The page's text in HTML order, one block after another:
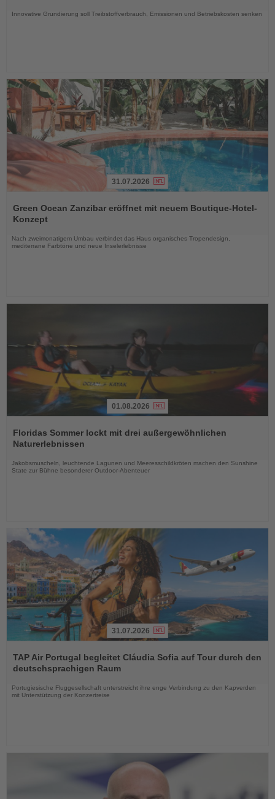
Innovative Grundierung soll Treibstoffverbrauch, Emissionen und Betriebskosten senken
Sie
die
Nachrichten
31.07.2026
Green Ocean Zanzibar eröffnet mit neuem Boutique-Hotel-
Konzept
Nach zweimonatigem Umbau verbindet das Haus organisches Tropendesign,
mediterrane Farbtöne und neue Inselerlebnisse
Sie
die
01.08.2026
Floridas Sommer lockt mit drei außergewöhnlichen
Naturerlebnissen
Jakobsmuscheln, leuchtende Lagunen und Meeresschildkröten machen den Sunshine
State zur Bühne besonderer Outdoor-Abenteuer
Sie
die
31.07.2026
TAP Air Portugal begleitet Cláudia Sofia auf Tour durch den
deutschsprachigen Raum
Portugiesische Fluggesellschaft unterstreicht ihre enge Verbindung zu den Kapverden
mit Unterstützung der Konzertreise